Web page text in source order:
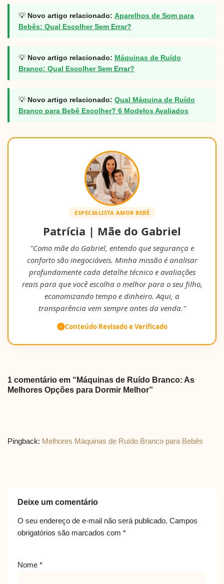
💡 Novo artigo relacionado: Aparelhos de Som para
Bebês: Qual Escolher Sem Errar?
💡 Novo artigo relacionado: Máquinas de Ruído
Branco: Qual Escolher Sem Errar?
💡 Novo artigo relacionado: Qual Máquina de Ruído
Branco para Bebê Escolher? 6 Modelos Avaliados
ESPECIALISTA AMOR BEBÊ
Patrícia | Mãe do Gabriel
"Como mãe do Gabriel, entendo que segurança e
conforto são inegociáveis. Minha missão é analisar
profundamente cada detalhe técnico e avaliações
reais para que você escolha o melhor para o seu filho,
economizando tempo e dinheiro. Aqui, a
transparência vem sempre antes da venda."
Conteúdo Revisado e Verificado
1 comentário em “Máquinas de Ruído Branco: As
Melhores Opções para Dormir Melhor”
Pingback: Melhores Máquinas de Ruído Branco para Bebês
Deixe um comentário
O seu endereço de e-mail não será publicado. Campos
obrigatórios são marcados com *
Nome *